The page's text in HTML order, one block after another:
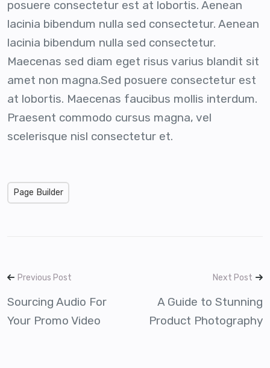
posuere consectetur est at lobortis. Aenean
lacinia bibendum nulla sed consectetur. Aenean
lacinia bibendum nulla sed consectetur.
Maecenas sed diam eget risus varius blandit sit
amet non magna.Sed posuere consectetur est
at lobortis. Maecenas faucibus mollis interdum.
Praesent commodo cursus magna, vel
scelerisque nisl consectetur et.
Page Builder
Previous Post
Sourcing Audio For
Your Promo Video
Next Post
A Guide to Stunning
Product Photography